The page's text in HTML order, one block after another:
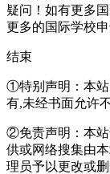
疑问！如有更多
更多的国际学校
结束
①特别声明：本
有,未经书面允许
②免责声明：本站
供或网络搜集由
理员予以更改或